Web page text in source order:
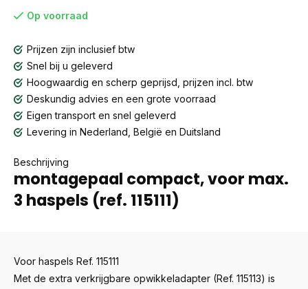
Op voorraad
Prijzen zijn inclusief btw
Snel bij u geleverd
Hoogwaardig en scherp geprijsd, prijzen incl. btw
Deskundig advies en een grote voorraad
Eigen transport en snel geleverd
Levering in Nederland, België en Duitsland
Beschrijving
montagepaal compact, voor max.
3 haspels (ref. 115111)
Voor haspels Ref. 115111
Met de extra verkrijgbare opwikkeladapter (Ref. 115113) is